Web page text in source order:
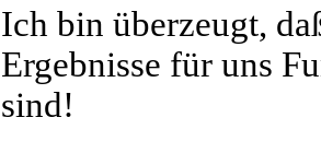
Ich bin überzeugt,
Ergebnisse für uns
sind!